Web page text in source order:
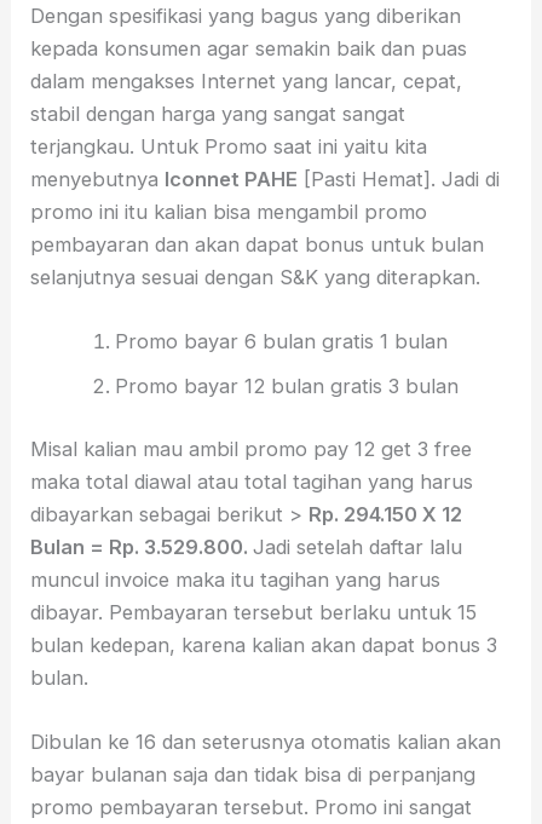
Dengan spesifikasi yang bagus yang diberikan
kepada konsumen agar semakin baik dan puas
dalam mengakses Internet yang lancar, cepat,
stabil dengan harga yang sangat sangat
terjangkau. Untuk Promo saat ini yaitu kita
menyebutnya Iconnet PAHE [Pasti Hemat]. Jadi di
promo ini itu kalian bisa mengambil promo
pembayaran dan akan dapat bonus untuk bulan
selanjutnya sesuai dengan S&K yang diterapkan.
Promo bayar 6 bulan gratis 1 bulan
Promo bayar 12 bulan gratis 3 bulan
Misal kalian mau ambil promo pay 12 get 3 free
maka total diawal atau total tagihan yang harus
dibayarkan sebagai berikut > Rp. 294.150 X 12
Bulan = Rp. 3.529.800.Jadi setelah daftar lalu
muncul invoice maka itu tagihan yang harus
dibayar. Pembayaran tersebut berlaku untuk 15
bulan kedepan, karena kalian akan dapat bonus 3
bulan.
Dibulan ke 16 dan seterusnya otomatis kalian akan
bayar bulanan saja dan tidak bisa di perpanjang
promo pembayaran tersebut. Promo ini sangat